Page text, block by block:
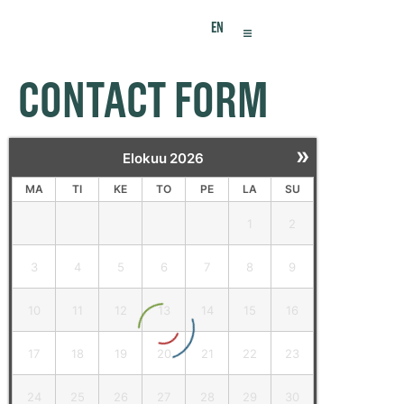
EN
CONTACT FORM
»
Elokuu 2026
MA TI KE TO PE LA SU
1 2
3 4 5 6 7 8 9
10 11 12 13 14 15 16
17 18 19 20 21 22 23
24 25 26 27 28 29 30